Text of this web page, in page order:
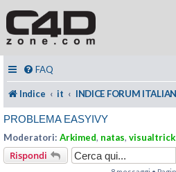
FAQ
Indice it INDICE FORUM
PROBLEMA EASYIVY
Moderatori: Arkimed, natas,
Rispondi